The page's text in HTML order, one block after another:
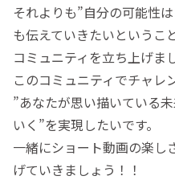
それよりも”自分の可能性
も伝えていきたいというこ
コミュニティを立ち上げま
このコミュニティでチャレ
”あなたが思い描いている
いく”を実現したいです。
一緒にショート動画の楽し
げていきましょう！！